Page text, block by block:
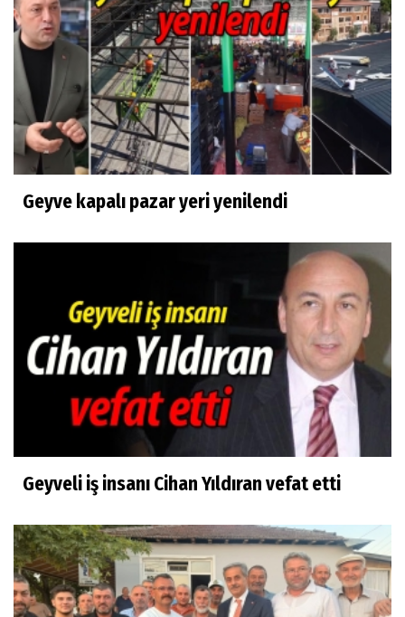
Geyve kapalı pazar yeri yenilendi
Geyveli iş insanı Cihan Yıldıran vefat etti